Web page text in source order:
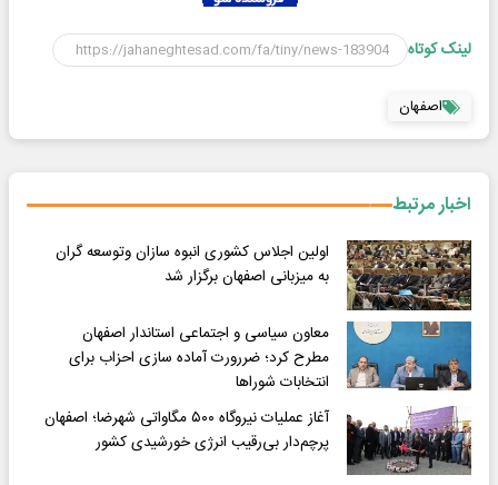
لینک کوتاه
اصفهان
اخبار مرتبط
اولین اجلاس کشوری انبوه سازان وتوسعه گران
به میزبانی اصفهان برگزار شد
معاون سیاسی و اجتماعی استاندار اصفهان
مطرح کرد؛ ضررورت آماده سازی احزاب برای
انتخابات شوراها
آغاز عملیات نیروگاه ۵۰۰ مگاواتی شهرضا؛ اصفهان
پرچم‌دار بی‌رقیب انرژی خورشیدی کشور